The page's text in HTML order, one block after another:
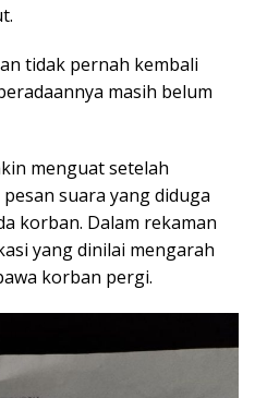
tidak pernah kembali
masih belum
menguat setelah
suara yang diduga
korban. Dalam rekaman
yang dinilai mengarah
korban pergi.